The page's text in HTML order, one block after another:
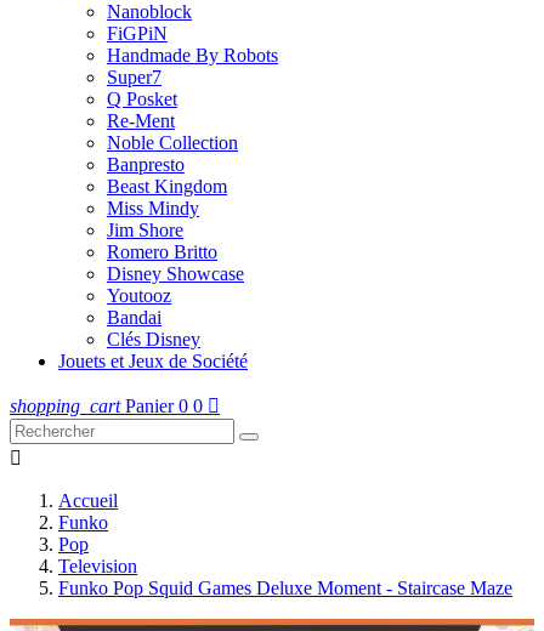
Nanoblock
FiGPiN
Handmade By Robots
Super7
Q Posket
Re-Ment
Noble Collection
Banpresto
Beast Kingdom
Miss Mindy
Jim Shore
Romero Britto
Disney Showcase
Youtooz
Bandai
Clés Disney
Jouets et Jeux de Société
shopping_cart Panier 0 0 

Accueil
Funko
Pop
Television
Funko Pop Squid Games Deluxe Moment - Staircase Maze